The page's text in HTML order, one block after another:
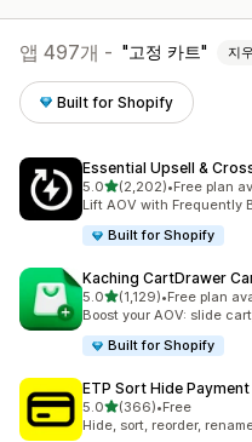
앱 497개 - 고정 카트 지
Built for Shopify
Essential Upsell &
5.0별 5개 중
(2,202)
총 리뷰 2202개
•Free plan
Lift AOV with Frequently
Built for Shopify
Kaching CartDrawer
5.0별 5개 중
(1,129)
총 리뷰 1129개
•Free plan
Boost your AOV: slide
Built for Shopify
ETP Sort Hide
5.0별 5개 중
(366)
총 리뷰 366개
•Free
Hide, sort, reorder,